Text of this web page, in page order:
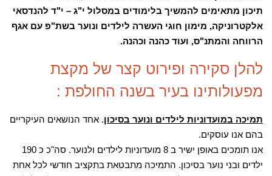
תיכון מתאימים להמשיך בלימודים במסלול י"ג – י"ד להנדסאי
אלקטרוניקה, מימון חוגי העשרה לילדים ונוער בשת"פ עם אגף
הרווחה והמתנ"ס, ועוד כהנה וכהנה.
להלן סקירה ופירוט קצר של מקצת
מפעולותינו בעיר בשנה החולפת :
תמיכה במועדוניות לילדים ונוער בסיכון. אחד הנושאים העיקריים
בהם אנו עוסקים.
אנו תומכים באופן ישיר ב 8 מועדוניות לילדים ולנוער. סה"כ כ 190
ילדים ובני נוער בסיכון. התמיכה מתבטאת בתקציב חודשי לכל אחת